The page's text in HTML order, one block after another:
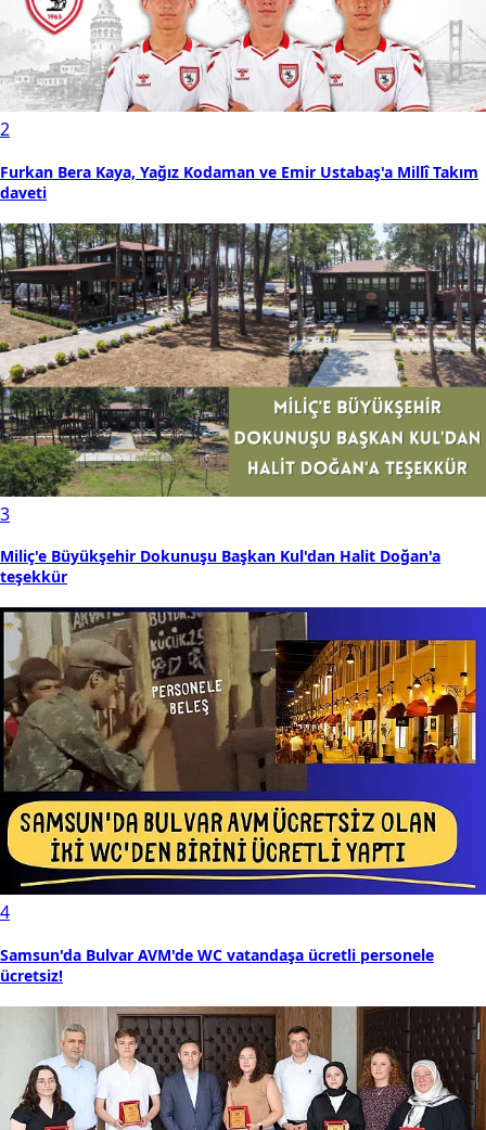
2
Furkan Bera Kaya, Yağız Kodaman ve Emir Ustabaş'a Millî Takım
daveti
3
Miliç'e Büyükşehir Dokunuşu Başkan Kul'dan Halit Doğan'a
teşekkür
4
Samsun'da Bulvar AVM'de WC vatandaşa ücretli personele
ücretsiz!